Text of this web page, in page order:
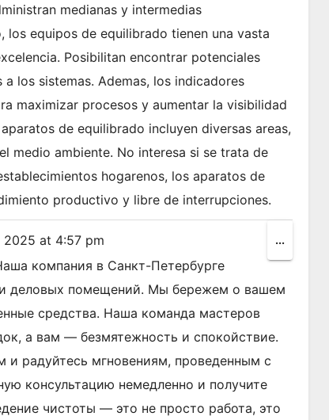
medianas y intermedias
los equipos de equilibrado tienen una vasta
Posibilitan encontrar potenciales
los sistemas. Ademas, los indicadores
maximizar procesos y aumentar la visibilidad
de equilibrado incluyen diversas areas,
medio ambiente. No interesa si se trata de
hogarenos, los aparatos de
productivo y libre de interrupciones.
2025 at 4:57 pm
компания в Санкт-Петербурге
и деловых помещений. Мы бережем о вашем
средства. Наша команда мастеров
а вам — безмятежность и спокойствие.
радуйтесь мгновениям, проведенным с
консультацию немедленно и получите
чистоты — это не просто работа, это
...
this
metabox.